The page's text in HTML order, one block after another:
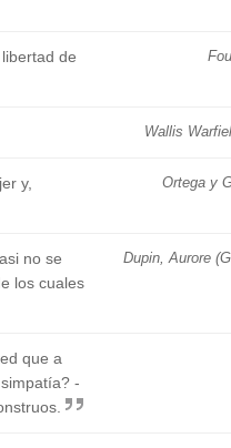
de
Wallis
Ortega y
y,
Dupin, Aurore
no se
los cuales
que a
-